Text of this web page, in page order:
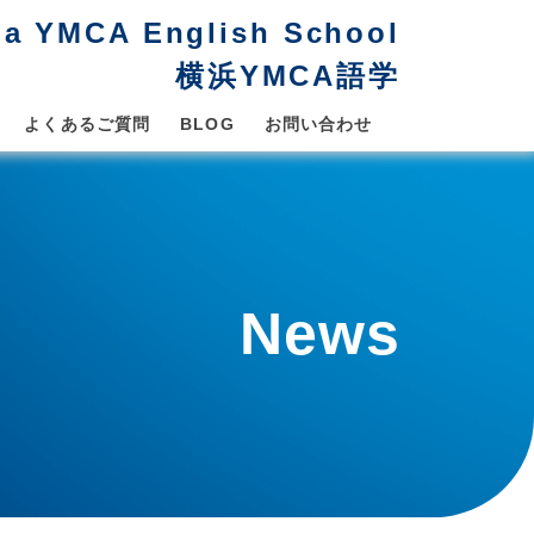
YMCA English School
横浜YMCA語学
よくあるご質問 BLOG お問い合わせ
News